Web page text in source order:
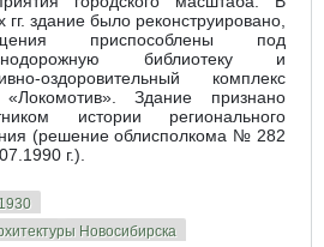
гг. здание было реконструировано,
приспособлены под
библиотеку и
оздоровительный комплекс
Здание признано
истории регионального
(решение облисполкома № 282
г.).
Новосибирска